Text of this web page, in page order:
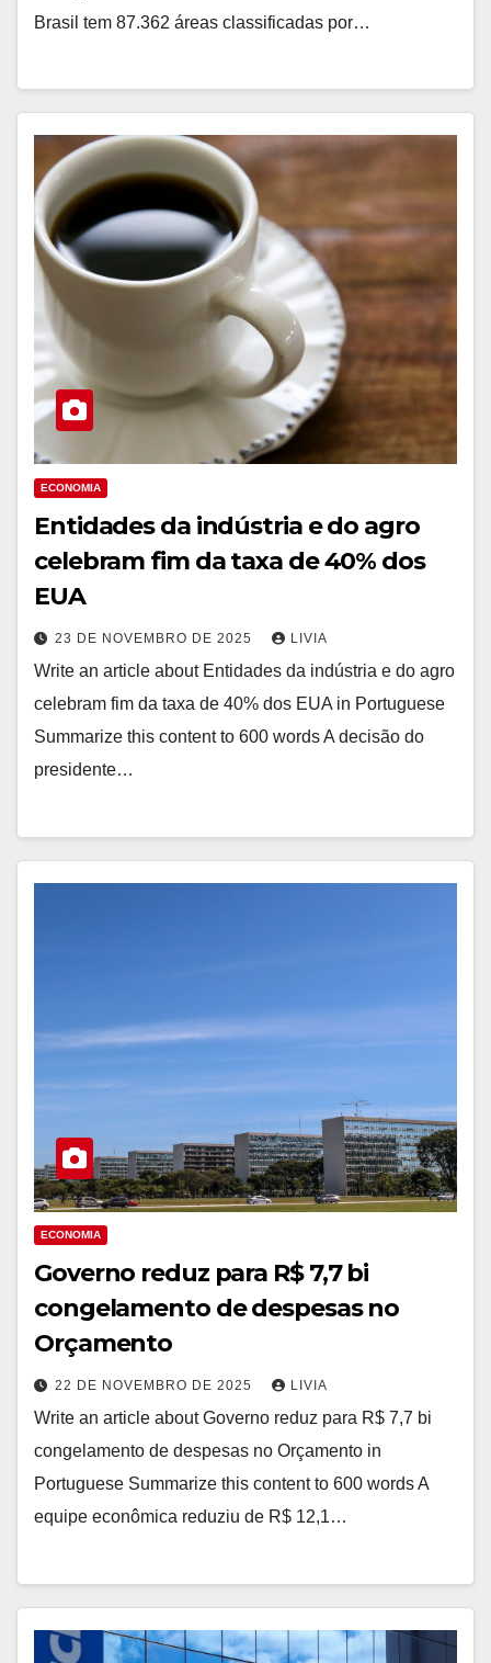
Brasil tem 87.362 áreas classificadas por…
ECONOMIA
Entidades da indústria e do agro
celebram fim da taxa de 40% dos
EUA
23 DE NOVEMBRO DE 2025 LIVIA
Write an article about Entidades da indústria e do agro
celebram fim da taxa de 40% dos EUA in Portuguese
Summarize this content to 600 words A decisão do
presidente…
ECONOMIA
Governo reduz para R$ 7,7 bi
congelamento de despesas no
Orçamento
22 DE NOVEMBRO DE 2025 LIVIA
Write an article about Governo reduz para R$ 7,7 bi
congelamento de despesas no Orçamento in
Portuguese Summarize this content to 600 words A
equipe econômica reduziu de R$ 12,1…